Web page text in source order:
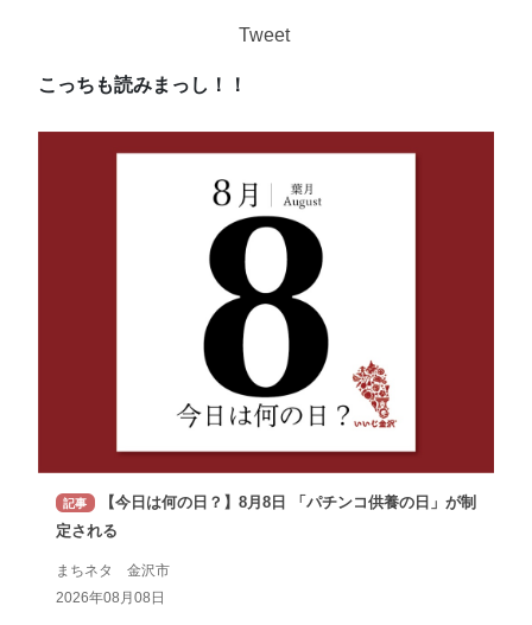
Tweet
こっちも読みまっし！！
記事
【今日は何の日？】8月8日 「パチンコ供養の日」が制
定される
まちネタ 金沢市
2026年08月08日